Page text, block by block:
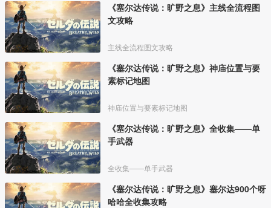
《塞尔达传说：旷野之息》主线全流程图
文攻略
主线全流程图文攻略
《塞尔达传说：旷野之息》神庙位置与要
素标记地图
神庙位置与要素标记地图
《塞尔达传说：旷野之息》全收集——单
手武器
全收集——单手武器
《塞尔达传说：旷野之息》塞尔达900个呀
哈哈全收集攻略